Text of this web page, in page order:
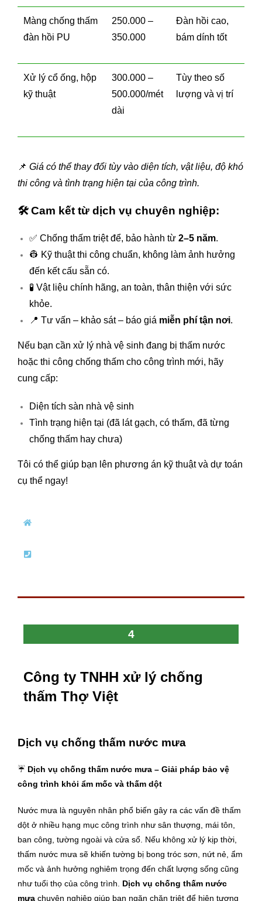
Màng chống thấm
đàn hồi PU
250.000 –
350.000
Đàn hồi cao,
bám dính tốt
Xử lý cổ ống, hộp
kỹ thuật
300.000 –
500.000/mét
dài
Tùy theo số
lượng và vị trí
📌 Giá có thể thay đổi tùy vào diện tích, vật liệu, độ khó
thi công và tình trạng hiện tại của công trình.
🛠️Cam kết từ dịch vụ chuyên nghiệp:
✅ Chống thấm triệt để, bảo hành từ 2–5 năm.
👷 Kỹ thuật thi công chuẩn, không làm ảnh hưởng
đến kết cấu sẵn có.
🧪 Vật liệu chính hãng, an toàn, thân thiện với sức
khỏe.
📍 Tư vấn – khảo sát – báo giá miễn phí tận nơi.
Nếu bạn cần xử lý nhà vệ sinh đang bị thấm nước
hoặc thi công chống thấm cho công trình mới, hãy
cung cấp:
Diện tích sàn nhà vệ sinh
Tình trạng hiện tại (đã lát gạch, có thấm, đã từng
chống thấm hay chưa)
Tôi có thể giúp bạn lên phương án kỹ thuật và dự toán
cụ thể ngay!
4
Công ty TNHH xử lý chống
thấm Thợ Việt
Dịch vụ chống thấm nước mưa
☔ Dịch vụ chống thấm nước mưa – Giải pháp bảo vệ
công trình khỏi ẩm mốc và thấm dột
Nước mưa là nguyên nhân phổ biến gây ra các vấn đề thấm
dột ở nhiều hạng mục công trình như sân thượng, mái tôn,
ban công, tường ngoài và cửa sổ. Nếu không xử lý kịp thời,
thấm nước mưa sẽ khiến tường bị bong tróc sơn, nứt nẻ, ẩm
mốc và ảnh hưởng nghiêm trọng đến chất lượng sống cũng
như tuổi thọ của công trình. Dịch vụ chống thấm nước
mưa chuyên nghiệp giúp bạn ngăn chặn triệt để hiện tượng